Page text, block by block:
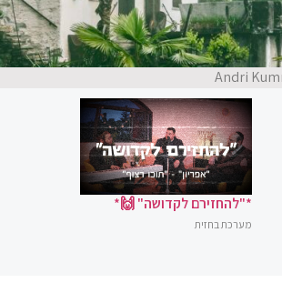
Andri
*"להחזירם לקדושה" 🙌*
מערכת בחזית